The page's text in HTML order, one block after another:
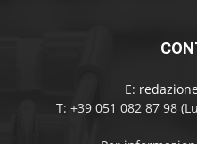
E:
T: +39 051 082 87 98